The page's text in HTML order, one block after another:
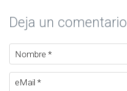
Deja un comentario